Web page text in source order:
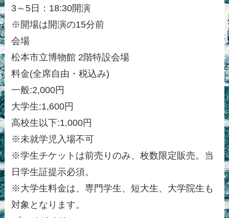
3～5日：18:30開演
※開場は開演の15分前
会場
松本市立博物館 2階特設会場
料金(全席自由・税込み)
一般:2,000円
大学生:1,600円
高校生以下:1,000円
※未就学児入場不可
※学生チケットは前売りのみ、枚数限定販売。当
日学生証提示必須。
※大学生料金は、専門学生、短大生、大学院生も
対象となります。